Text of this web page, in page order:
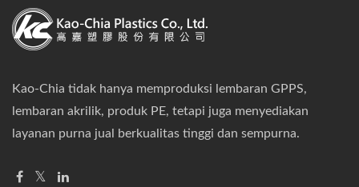
Kao-Chia tidak hanya memproduksi lembaran GPPS,
lembaran akrilik, produk PE, tetapi juga menyediakan
layanan purna jual berkualitas tinggi dan sempurna.